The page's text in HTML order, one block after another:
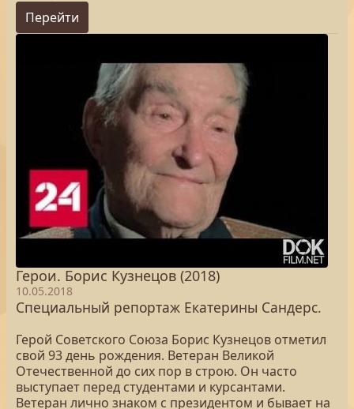
Перейти
Герои. Борис Кузнецов (2018)
10.05.2018
Специальный репортаж Екатерины Сандерс.
Герой Советского Союза Борис Кузнецов отметил
свой 93 день рождения. Ветеран Великой
Отечественной до сих пор в строю. Он часто
выступает перед студентами и курсантами.
Ветеран лично знаком с президентом и бывает на